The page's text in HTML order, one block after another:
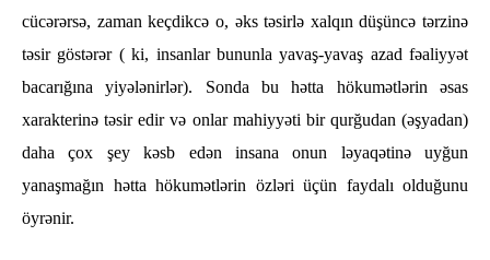
cücərərsə, zaman keçdikcə o, əks təsirlə xalqın düşüncə tərzinə
təsir göstərər ( ki, insanlar bununla yavaş-yavaş azad fəaliyyət
bacarığına yiyələnirlər). Sonda bu hətta hökumətlərin əsas
xarakterinə təsir edir və onlar mahiyyəti bir qurğudan (əşyadan)
daha çox şey kəsb edən insana onun ləyaqətinə uyğun
yanaşmağın hətta hökumətlərin özləri üçün faydalı olduğunu
öyrənir.